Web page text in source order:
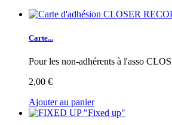
Carte...
Pour les non-adhérents à l'asso
2,00 €
Ajouter au panier